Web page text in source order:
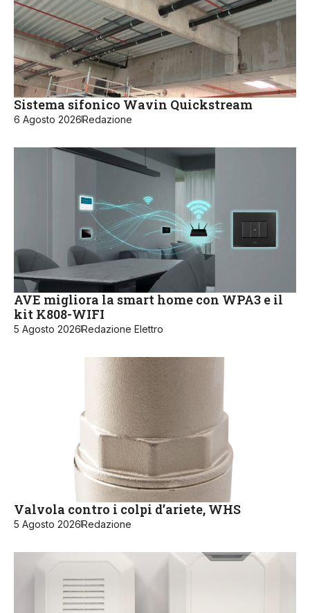
Sistema sifonico Wavin Quickstream
6 Agosto 2026Redazione
AVE migliora la smart home con WPA3 e il
kit K808-WIFI
5 Agosto 2026Redazione Elettro
Valvola contro i colpi d’ariete, WHS
5 Agosto 2026Redazione